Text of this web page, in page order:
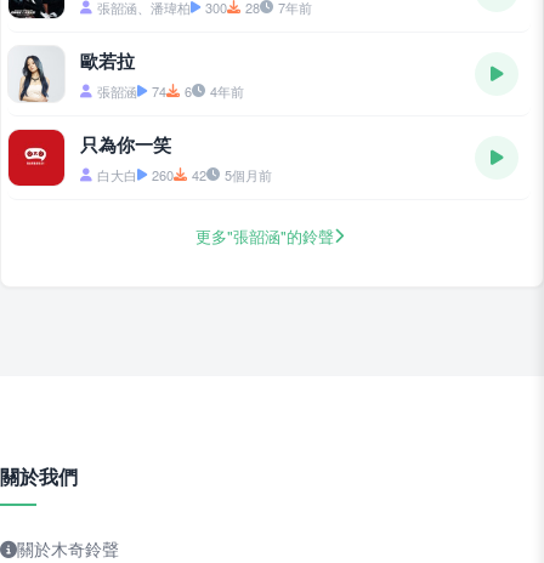
張韶涵、潘瑋柏 300 28 7年前
歐若拉
張韶涵 74 6 4年前
只為你一笑
白大白 260 42 5個月前
更多"張韶涵"的鈴聲
關於我們
關於木奇鈴聲